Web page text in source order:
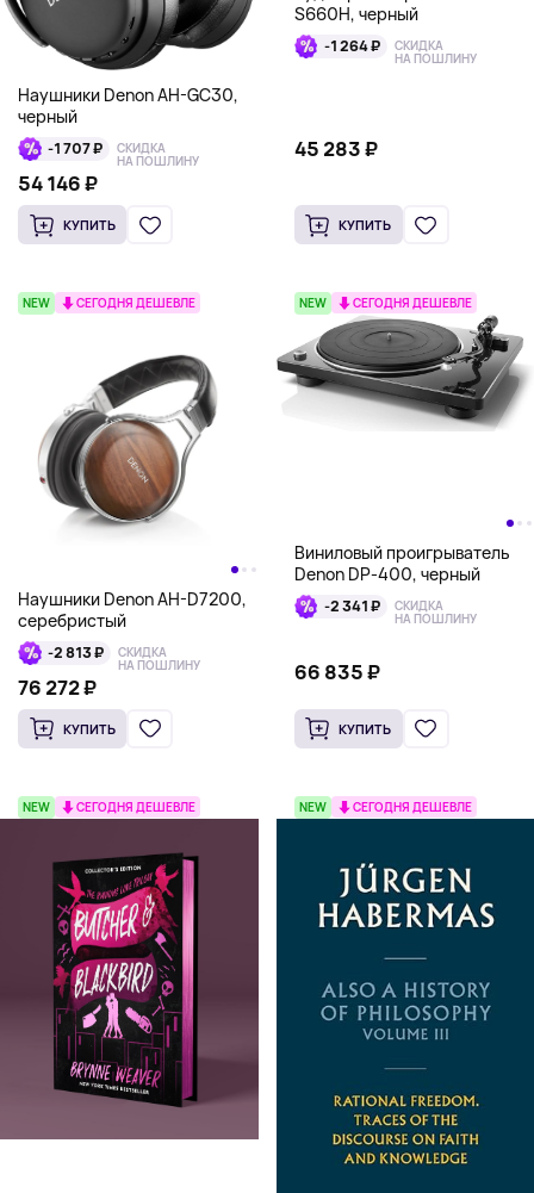
Наушники Denon AH-GC30,
черный
-1 707 ₽ СКИДКА
НА ПОШЛИНУ
54 146 ₽
КУПИТЬ
S660H, черный
-1 264 ₽ СКИДКА
НА ПОШЛИНУ
45 283 ₽
КУПИТЬ
NEW СЕГОДНЯ ДЕШЕВЛЕ
Наушники Denon AH-D7200,
серебристый
-2 813 ₽ СКИДКА
НА ПОШЛИНУ
76 272 ₽
КУПИТЬ
NEW СЕГОДНЯ ДЕШЕВЛЕ
Виниловый проигрыватель
Denon DP-400, черный
-2 341 ₽ СКИДКА
НА ПОШЛИНУ
66 835 ₽
КУПИТЬ
NEW СЕГОДНЯ ДЕШЕВЛЕ NEW СЕГОДНЯ ДЕШЕВЛЕ